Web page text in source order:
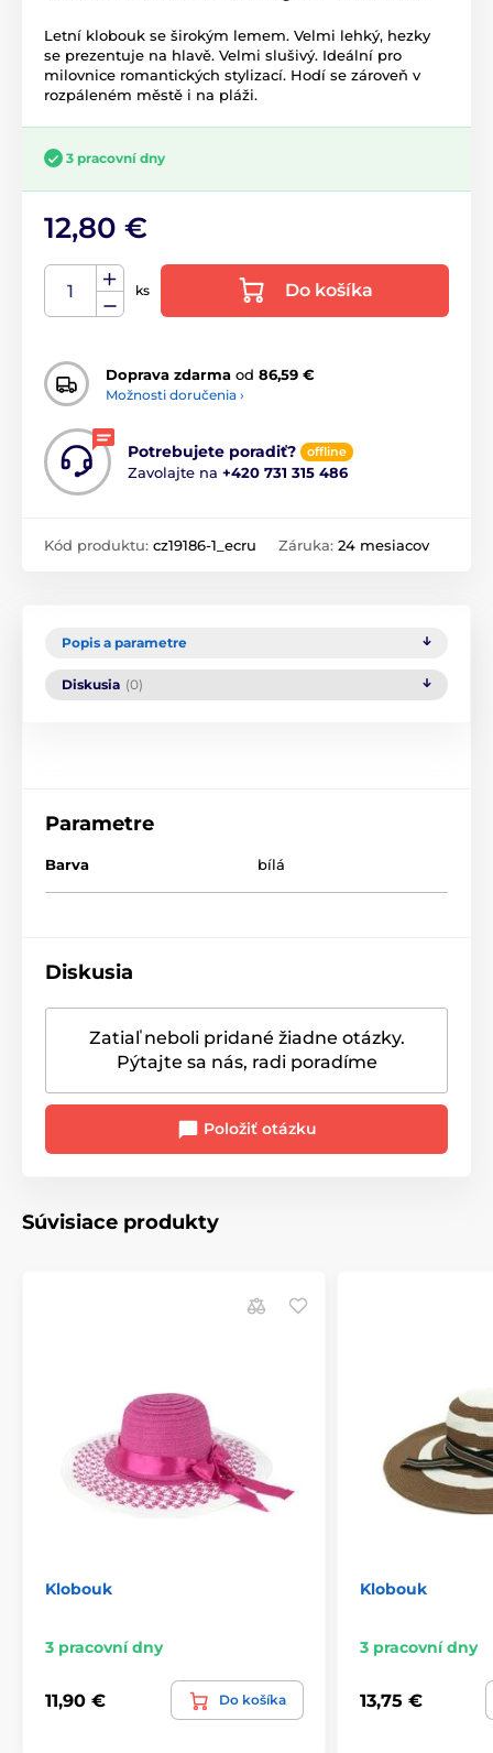
Letní klobouk se širokým lemem. Velmi lehký, hezky
se prezentuje na hlavě. Velmi slušivý. Ideální pro
milovnice romantických stylizací. Hodí se zároveň v
rozpáleném městě i na pláži.
3 pracovní dny
12,80 €
ks Do košíka
Doprava zdarma od 86,59 €
Možnosti doručenia ›
Potrebujete poradiť? offline
Zavolajte na +420 731 315 486
Kód produktu: cz19186-1_ecru Záruka: 24 mesiacov
Popis a parametre
Diskusia (0)
Parametre
Barva bílá
Diskusia
Zatiaľ neboli pridané žiadne otázky.
Pýtajte sa nás, radi poradíme
Položiť otázku
Súvisiace produkty
Klobouk
3 pracovní dny
11,90 € Do košíka
Klobouk
3 pracovní dny
13,75 €